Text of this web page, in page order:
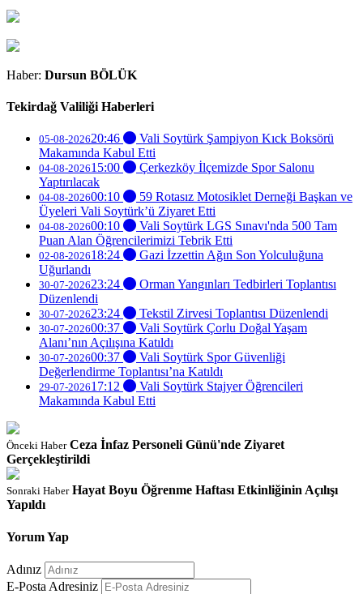
Haber: Dursun BÖLÜK
Tekirdağ Valiliği Haberleri
05-08-202620:46
Vali Soytürk Şampiyon Kıck Boksörü
Makamında Kabul Etti
04-08-202615:00
Çerkezköy İlçemizde Spor Salonu
Yaptırılacak
04-08-202600:10
59 Rotasız Motosiklet Derneği Başkan ve
Üyeleri Vali Soytürk’ü Ziyaret Etti
04-08-202600:10
Vali Soytürk LGS Sınavı'nda 500 Tam
Puan Alan Öğrencilerimizi Tebrik Etti
02-08-202618:24
Gazi İzzettin Ağın Son Yolculuğuna
Uğurlandı
30-07-202623:24
Orman Yangınları Tedbirleri Toplantısı
Düzenlendi
30-07-202623:24 Tekstil Zirvesi Toplantısı Düzenlendi
30-07-202600:37
Vali Soytürk Çorlu Doğal Yaşam
Alanı’nın Açılışına Katıldı
30-07-202600:37
Vali Soytürk Spor Güvenliği
Değerlendirme Toplantısı’na Katıldı
29-07-202617:12
Vali Soytürk Stajyer Öğrencileri
Makamında Kabul Etti
Önceki Haber Ceza İnfaz Personeli Günü'nde Ziyaret
Gerçekleştirildi
Sonraki Haber Hayat Boyu Öğrenme Haftası Etkinliğinin Açılışı
Yapıldı
Yorum Yap
Adınız
E-Posta Adresiniz